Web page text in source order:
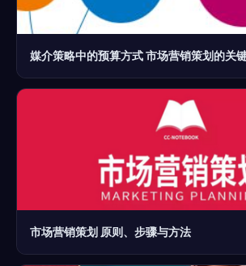
媒介策略中的预算方式 市场营销策划的关
市场营销策划 原则、步骤与方法